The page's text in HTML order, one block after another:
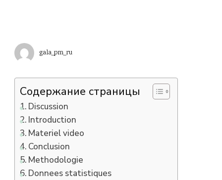
gala_pm_ru
Содержание страницы
Discussion
Introduction
Materiel video
Conclusion
Methodologie
Donnees statistiques